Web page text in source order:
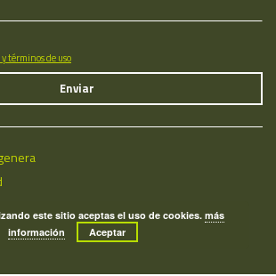
términos de uso
06/08/2026
este sitio aceptas el uso de cookies.más
información
Aceptar